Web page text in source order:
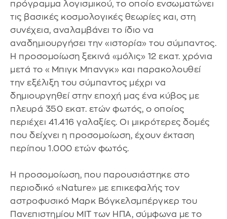
πρόγραμμα λογισμικού, το οποίο ενσωματώνει
τις βασικές κοσμολογικές θεωρίες και, στη
συνέχεια, αναλαμβάνει το ίδιο να
αναδημιουργήσει την «ιστορία» του σύμπαντος.
Η προσομοίωση ξεκινά «μόλις» 12 εκατ. χρόνια
μετά το «Μπιγκ Μπανγκ» και παρακολουθεί
την εξέλιξη του σύμπαντος μέχρι να
δημιουργηθεί στην εποχή μας ένα κύβος με
πλευρά 350 εκατ. ετών φωτός, ο οποίος
περιέχει 41.416 γαλαξίες. Οι μικρότερες δομές
που δείχνει η προσομοίωση, έχουν έκταση
περίπου 1.000 ετών φωτός.
Η προσομοίωση, που παρουσιάστηκε στο
περιοδικό «Nature» με επικεφαλής τον
αστροφυσικό Μαρκ Βόγκελσμπέργκερ του
Πανεπιστημίου ΜΙΤ των ΗΠΑ, σύμφωνα με το